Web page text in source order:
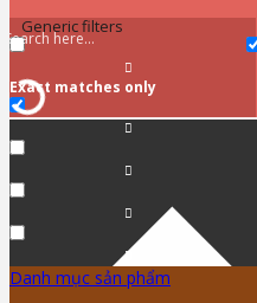
Generic filters
Exact matches only
Danh mục sản phẩm